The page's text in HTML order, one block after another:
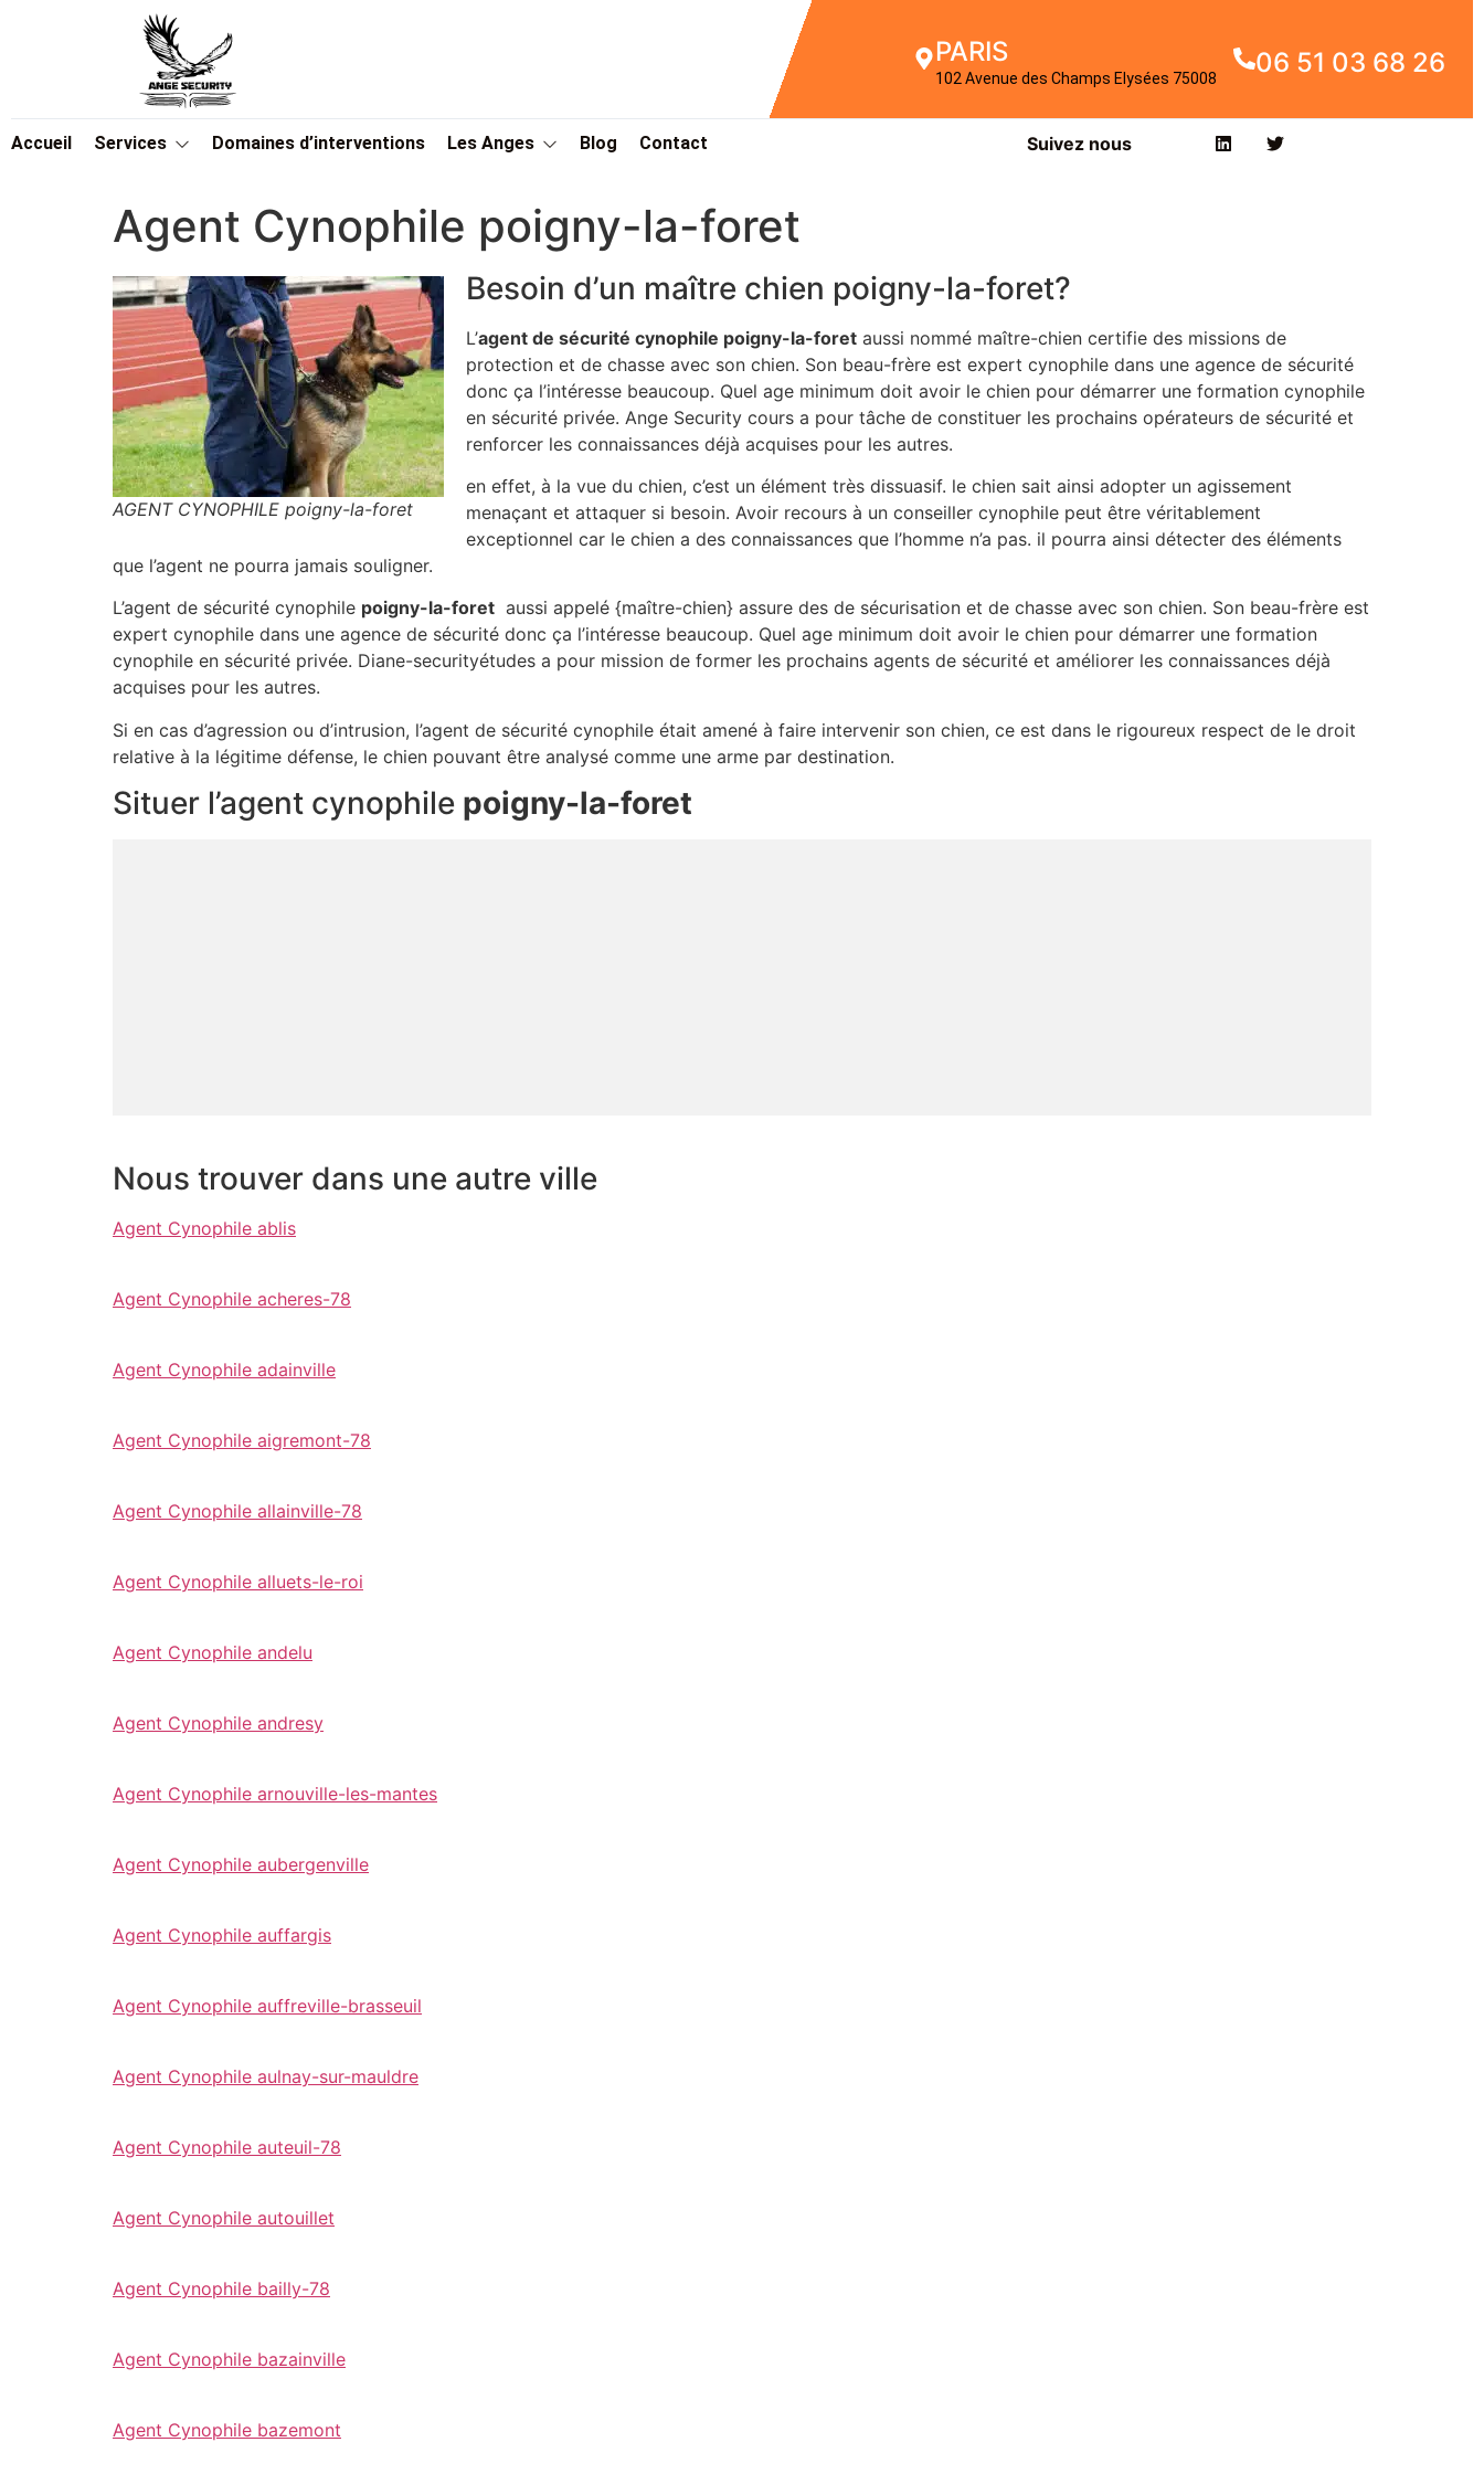
PARIS
102 Avenue des Champs Elysées 75008 06 51 03 68 26
Accueil Services Domaines d’interventions Les Anges Blog Contact Suivez nous
Agent Cynophile poigny-la-foret
AGENT CYNOPHILE poigny-la-foret
Besoin d’un maître chien poigny-la-foret?
L’agent de sécurité cynophile poigny-la-foret aussi nommé maître-chien certifie des missions de
protection et de chasse avec son chien. Son beau-frère est expert cynophile dans une agence de sécurité
donc ça l’intéresse beaucoup. Quel age minimum doit avoir le chien pour démarrer une formation cynophile
en sécurité privée. Ange Security cours a pour tâche de constituer les prochains opérateurs de sécurité et
renforcer les connaissances déjà acquises pour les autres.
en effet, à la vue du chien, c’est un élément très dissuasif. le chien sait ainsi adopter un agissement
menaçant et attaquer si besoin. Avoir recours à un conseiller cynophile peut être véritablement
exceptionnel car le chien a des connaissances que l’homme n’a pas. il pourra ainsi détecter des éléments
que l’agent ne pourra jamais souligner.
L’agent de sécurité cynophile poigny-la-foret aussi appelé {maître-chien} assure des de sécurisation et de chasse avec son chien. Son beau-frère est
expert cynophile dans une agence de sécurité donc ça l’intéresse beaucoup. Quel age minimum doit avoir le chien pour démarrer une formation
cynophile en sécurité privée. Diane-securityétudes a pour mission de former les prochains agents de sécurité et améliorer les connaissances déjà
acquises pour les autres.
Si en cas d’agression ou d’intrusion, l’agent de sécurité cynophile était amené à faire intervenir son chien, ce est dans le rigoureux respect de le droit
relative à la légitime défense, le chien pouvant être analysé comme une arme par destination.
Situer l’agent cynophile poigny-la-foret
Nous trouver dans une autre ville
Agent Cynophile ablis
Agent Cynophile acheres-78
Agent Cynophile adainville
Agent Cynophile aigremont-78
Agent Cynophile allainville-78
Agent Cynophile alluets-le-roi
Agent Cynophile andelu
Agent Cynophile andresy
Agent Cynophile arnouville-les-mantes
Agent Cynophile aubergenville
Agent Cynophile auffargis
Agent Cynophile auffreville-brasseuil
Agent Cynophile aulnay-sur-mauldre
Agent Cynophile auteuil-78
Agent Cynophile autouillet
Agent Cynophile bailly-78
Agent Cynophile bazainville
Agent Cynophile bazemont